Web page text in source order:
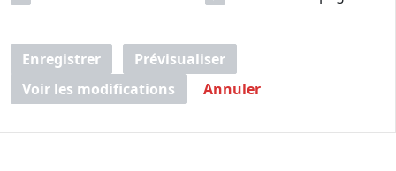
Enregistrer
Prévisualiser
Voir les modifications
Annuler